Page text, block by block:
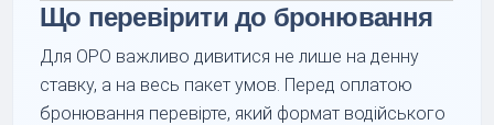
Що перевірити до бронювання
Для OPO важливо дивитися не лише на денну
ставку, а на весь пакет умов. Перед оплатою
бронювання перевірте, який формат водійського